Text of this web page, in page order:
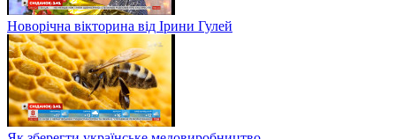
Новорічна вікторина від Ірини Гулей